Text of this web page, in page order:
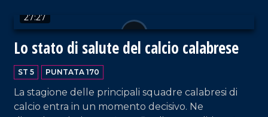
27:27
Lo stato di salute del calcio calabrese
ST 5 PUNTATA 170
La stagione delle principali squadre calabresi di
calcio entra in un momento decisivo. Ne